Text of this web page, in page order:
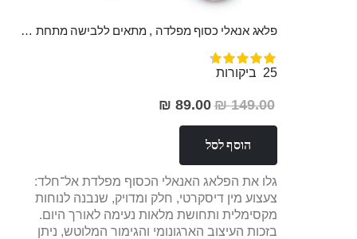
פלאג אנאלי כסוף מפלדה , מתאים ללבישה מתחת לבגדים, בגודל 7.3 על 2.8 ס"מ
דירוג:
97%
25 ביקורות
149.00 ₪
מחיר
89.00 ₪
הוסף לסל
גלו את הפלאג האנאלי הכסוף מפלדת אל־חלד:
צעצוע מין דיסקרטי, חלק ומדויק, שנבנה לנוחות
מקסימלית ותחושת מלאות נעימה לאורך היום.
בזכות העיצוב הארגונומי והגימור המלוטש, ניתן